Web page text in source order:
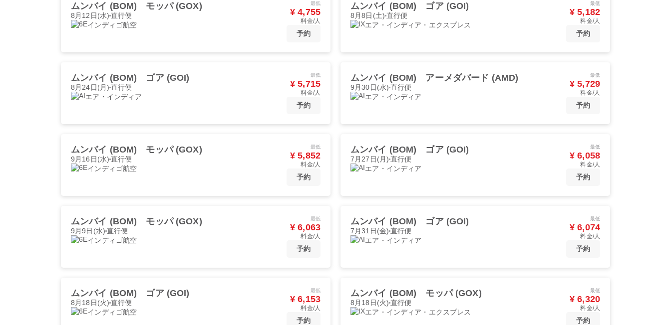
ムンバイ (BOM) モッパ (GOX)
8月12日(水)直行便
インディゴ航空
最低
¥ 4,755
料金/人
予約
ムンバイ (BOM) ゴア (GOI)
8月8日(土) 直行便
エア・インディア・エクスプレス
最低
¥ 5,182
料金/人
予約
ムンバイ (BOM) ゴア (GOI)
8月24日(月)直行便
エア・インディア
最低
¥ 5,715
料金/人
予約
ムンバイ (BOM) アーメダバード (AMD)
9月30日(水)直行便
エア・インディア
最低
¥ 5,729
料金/人
予約
ムンバイ (BOM) モッパ (GOX)
9月16日(水)直行便
インディゴ航空
最低
¥ 5,852
料金/人
予約
ムンバイ (BOM) ゴア (GOI)
7月27日(月)直行便
エア・インディア
最低
¥ 6,058
料金/人
予約
ムンバイ (BOM) モッパ (GOX)
9月9日(水) 直行便
インディゴ航空
最低
¥ 6,063
料金/人
予約
ムンバイ (BOM) ゴア (GOI)
7月31日(金)直行便
エア・インディア
最低
¥ 6,074
料金/人
予約
ムンバイ (BOM) ゴア (GOI)
8月18日(火)直行便
インディゴ航空
最低
¥ 6,153
料金/人
予約
ムンバイ (BOM) モッパ (GOX)
8月18日(火)直行便
エア・インディア・エクスプレス
最低
¥ 6,320
料金/人
予約